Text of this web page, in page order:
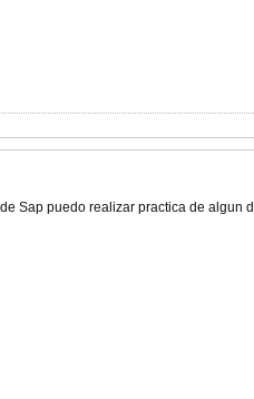
Sap puedo realizar practica de algun